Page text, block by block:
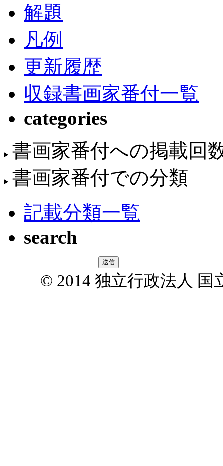
解題
凡例
更新履歴
収録書画家番付一覧
categories
書画家番付への掲載回
書画家番付での分類
記載分類一覧
search
© 2014 独立行政法人 国